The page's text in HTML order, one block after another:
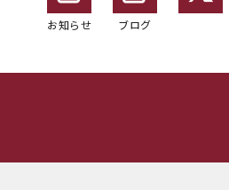
お知らせ ブログ